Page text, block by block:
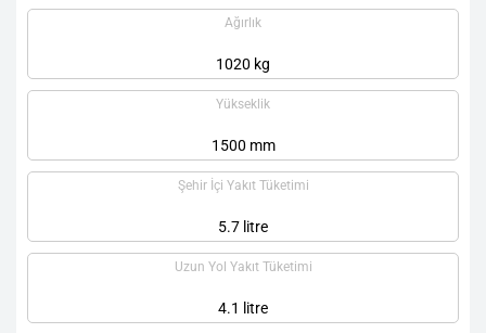
Ağırlık
1020 kg
Yükseklik
1500 mm
Şehir İçi Yakıt Tüketimi
5.7 litre
Uzun Yol Yakıt Tüketimi
4.1 litre